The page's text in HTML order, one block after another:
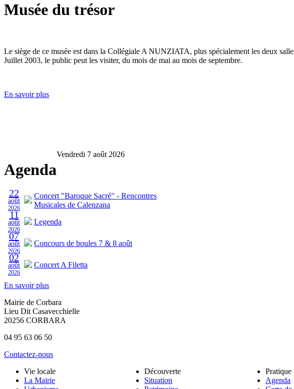
Musée du trésor
Le siège de ce musée est dans la Collégiale A NUNZIATA, plus spécialement les deux
Juillet 2003, le public peut les visiter, du mois de mai au mois de septembre.
En savoir plus
Agenda
Vendredi 7 août 2026
22
août
2026
Concert "Baroque Sacré" - Rencontres
Musicales de Calenzana
11
août
2026
Legenda
07
août
2026
Concours de boules 7 & 8 août
02
août
2026
Concert A Filetta
En savoir plus
Mairie de Corbara
Lieu Dit Casavecchielle
20256 CORBARA
04 95 63 06 50
Contactez-nous
Vie locale
La Mairie
Découverte
Situation
Pratique
Agenda